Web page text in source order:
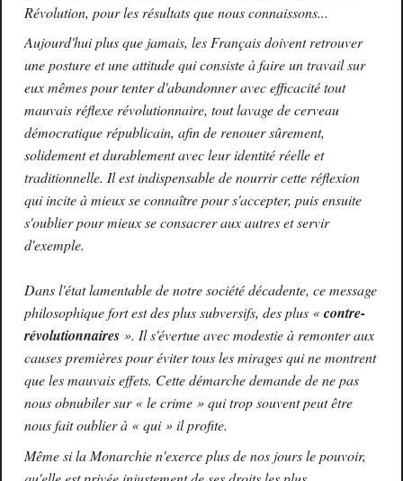
Révolution, pour les résultats que nous connaissons...
Aujourd'hui plus que jamais, les Français doivent retrouver
une posture et une attitude qui consiste à faire un travail sur
eux mêmes pour tenter d'abandonner avec efficacité tout
mauvais réflexe révolutionnaire, tout lavage de cerveau
démocratique républicain, afin de renouer sûrement,
solidement et durablement avec leur identité réelle et
traditionnelle. Il est indispensable de nourrir cette réflexion
qui incite à mieux se connaître pour s'accepter, puis ensuite
s'oublier pour mieux se consacrer aux autres et servir
d'exemple.
Dans l'état lamentable de notre société décadente, ce message
philosophique fort est des plus subversifs, des plus «contre-
révolutionnaires». Il s'évertue avec modestie à remonter aux
causes premières pour éviter tous les mirages qui ne montrent
que les mauvais effets. Cette démarche demande de ne pas
nous obnubiler sur « le crime » qui trop souvent peut être
nous fait oublier à « qui » il profite.
Même si la Monarchie n'exerce plus de nos jours le pouvoir,